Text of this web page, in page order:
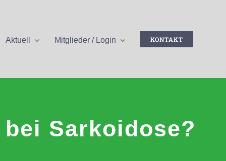
Aktuell Mitglieder / Login KONTAKT
Sarkoidose?